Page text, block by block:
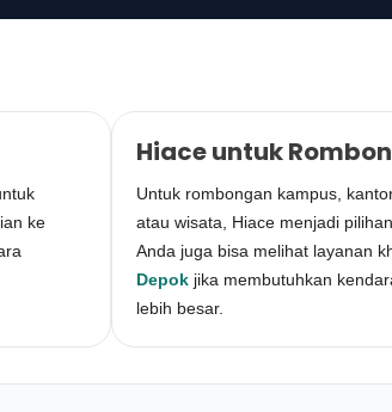
ke
Hiace untuk
Untuk rombongan kampus,
atau wisata, Hiace menjadi
Anda juga bisa melihat layanan
Depok jika membutuhkan
lebih besar.